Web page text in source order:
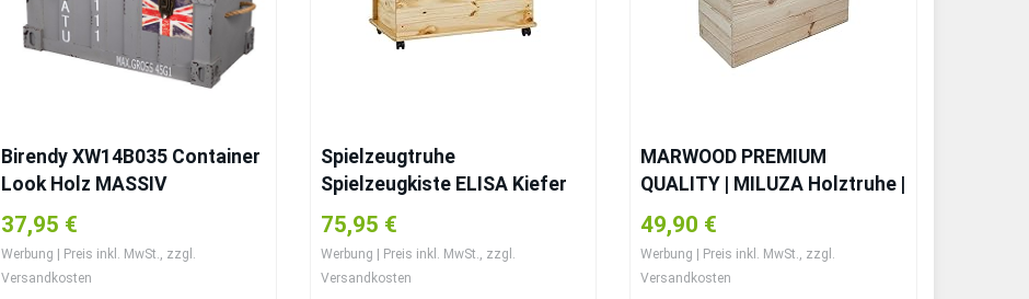
Birendy XW14B035 Container
Look Holz MASSIV
schwereTruhe, Holztruhe,
Schatzkiste
37,95 €
Werbung | Preis inkl. MwSt., zzgl.
Versandkosten
Spielzeugtruhe
Spielzeugkiste ELISA Kiefer
massiv, integrierter
Klemmschutz, 4
Sicherheitsdoppelrollen,
75,95 €
Werbung | Preis inkl. MwSt., zzgl.
Versandkosten
MARWOOD PREMIUM
QUALITY | MILUZA Holztruhe |
Bettzeugkiste |
Spielzeugkiste |
Geschenkkiste | Kiefernholz |
49,90 €
Werbung | Preis inkl. MwSt., zzgl.
Versandkosten